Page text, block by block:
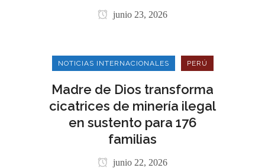
junio 23, 2026
NOTICIAS INTERNACIONALES PERÚ
Madre de Dios transforma
cicatrices de minería ilegal
en sustento para 176
familias
junio 22, 2026